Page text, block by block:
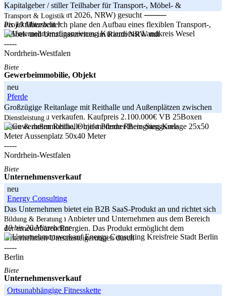
Kapitalgeber / stiller Teilhaber für Transport-, Möbel- &
Umzugsservice (Start 2026, NRW) gesucht ⸻
Projektübersicht Ich plane den Aufbau eines flexiblen Transport-,
Möbel- und Umzugsservices im Raum NRW mit
-----
Nordrhein-Westfalen
Transport & Logistik
bis 10 Mitarbeiter
Landkreis Wesel
Biete
Gewerbeimmobilie, Objekt
neu
Pferde
Großzügige Reitanlage mit Reithalle und Außenplätzen zwischen
Köln/Bonn zu verkaufen. Kaufpreis 2.100.000€ VB 25Boxen
innen & außen Reithalle mit moderner Beregnungsanlage 25x50
Meter Aussenplatz 50x40 Meter
-----
Nordrhein-Westfalen
Dienstleistung
Rhein-Sieg-Kreis
Biete
Unternehmensverkauf
neu
Energy Consulting
Das Unternehmen bietet ein B2B SaaS-Produkt an und richtet sich
im Wesentlichen an Anbieter und Unternehmen aus dem Bereich
der erneuerbaren Energien. Das Produkt ermöglicht dem
Unternehmen Umsatzsteigerungen durch
-----
Berlin
Bildung & Beratung
10 bis 20 Mitarbeiter
Kreisfreie Stadt Berlin
Biete
Unternehmensverkauf
Ortsunabhängige Fitnesskette